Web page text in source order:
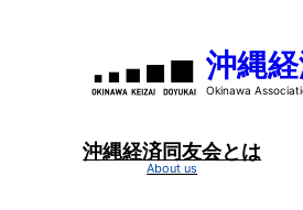
沖縄
沖縄経済同友会とは